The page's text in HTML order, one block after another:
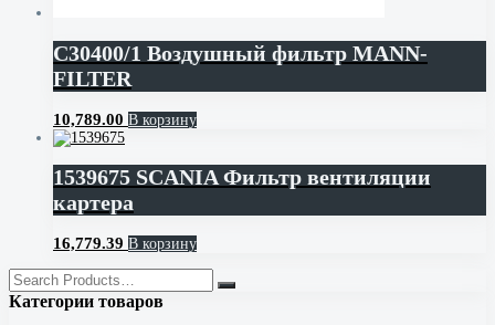
C30400/1 Воздушный фильтр MANN-
FILTER
10,789.00 В корзину
1539675 SCANIA Фильтр вентиляции
картера
16,779.39 В корзину
Категории товаров